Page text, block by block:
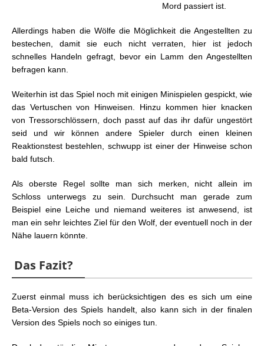
Mord passiert ist.
Allerdings haben die Wölfe die Möglichkeit die Angestellten zu
bestechen, damit sie euch nicht verraten, hier ist jedoch
schnelles Handeln gefragt, bevor ein Lamm den Angestellten
befragen kann.
Weiterhin ist das Spiel noch mit einigen Minispielen gespickt, wie
das Vertuschen von Hinweisen. Hinzu kommen hier knacken
von Tressorschlössern, doch passt auf das ihr dafür ungestört
seid und wir können andere Spieler durch einen kleinen
Reaktionstest bestehlen, schwupp ist einer der Hinweise schon
bald futsch.
Als oberste Regel sollte man sich merken, nicht allein im
Schloss unterwegs zu sein. Durchsucht man gerade zum
Beispiel eine Leiche und niemand weiteres ist anwesend, ist
man ein sehr leichtes Ziel für den Wolf, der eventuell noch in der
Nähe lauern könnte.
Das Fazit?
Zuerst einmal muss ich berücksichtigen des es sich um eine
Beta-Version des Spiels handelt, also kann sich in der finalen
Version des Spiels noch so einiges tun.